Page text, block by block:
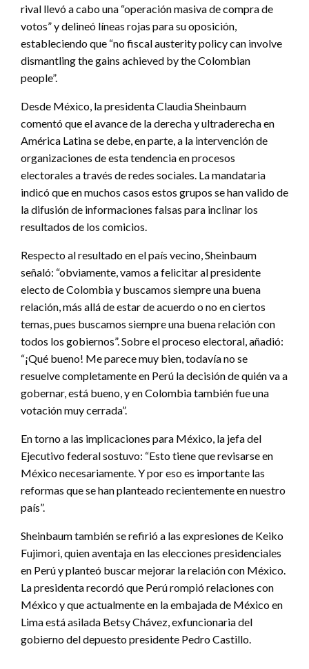
rival llevó a cabo una “operación masiva de compra de
votos” y delineó líneas rojas para su oposición,
estableciendo que “no fiscal austerity policy can involve
dismantling the gains achieved by the Colombian
people”.
Desde México, la presidenta Claudia Sheinbaum
comentó que el avance de la derecha y ultraderecha en
América Latina se debe, en parte, a la intervención de
organizaciones de esta tendencia en procesos
electorales a través de redes sociales. La mandataria
indicó que en muchos casos estos grupos se han valido de
la difusión de informaciones falsas para inclinar los
resultados de los comicios.
Respecto al resultado en el país vecino, Sheinbaum
señaló: “obviamente, vamos a felicitar al presidente
electo de Colombia y buscamos siempre una buena
relación, más allá de estar de acuerdo o no en ciertos
temas, pues buscamos siempre una buena relación con
todos los gobiernos”. Sobre el proceso electoral, añadió:
“¡Qué bueno! Me parece muy bien, todavía no se
resuelve completamente en Perú la decisión de quién va a
gobernar, está bueno, y en Colombia también fue una
votación muy cerrada”.
En torno a las implicaciones para México, la jefa del
Ejecutivo federal sostuvo: “Esto tiene que revisarse en
México necesariamente. Y por eso es importante las
reformas que se han planteado recientemente en nuestro
país”.
Sheinbaum también se refirió a las expresiones de Keiko
Fujimori, quien aventaja en las elecciones presidenciales
en Perú y planteó buscar mejorar la relación con México.
La presidenta recordó que Perú rompió relaciones con
México y que actualmente en la embajada de México en
Lima está asilada Betsy Chávez, exfuncionaria del
gobierno del depuesto presidente Pedro Castillo.